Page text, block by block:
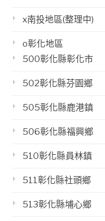
x南投地區(整理中)
o彰化地區
500彰化縣彰化市
502彰化縣芬園鄉
505彰化縣鹿港鎮
506彰化縣福興鄉
510彰化縣員林鎮
511彰化縣社頭鄉
513彰化縣埔心鄉